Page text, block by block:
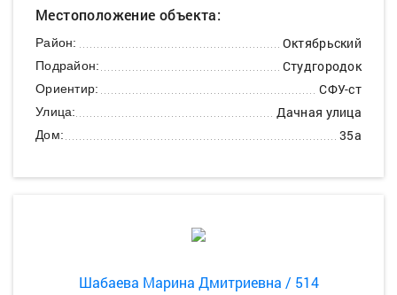
Местоположение объекта:
Район: Октябрьский
Подрайон: Студгородок
Ориентир: СФУ-ст
Улица: Дачная улица
Дом: 35а
Шабаева Марина Дмитриевна / 514